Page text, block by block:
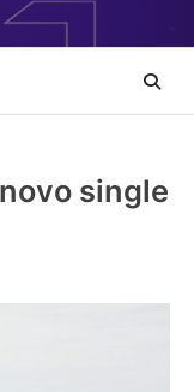
single